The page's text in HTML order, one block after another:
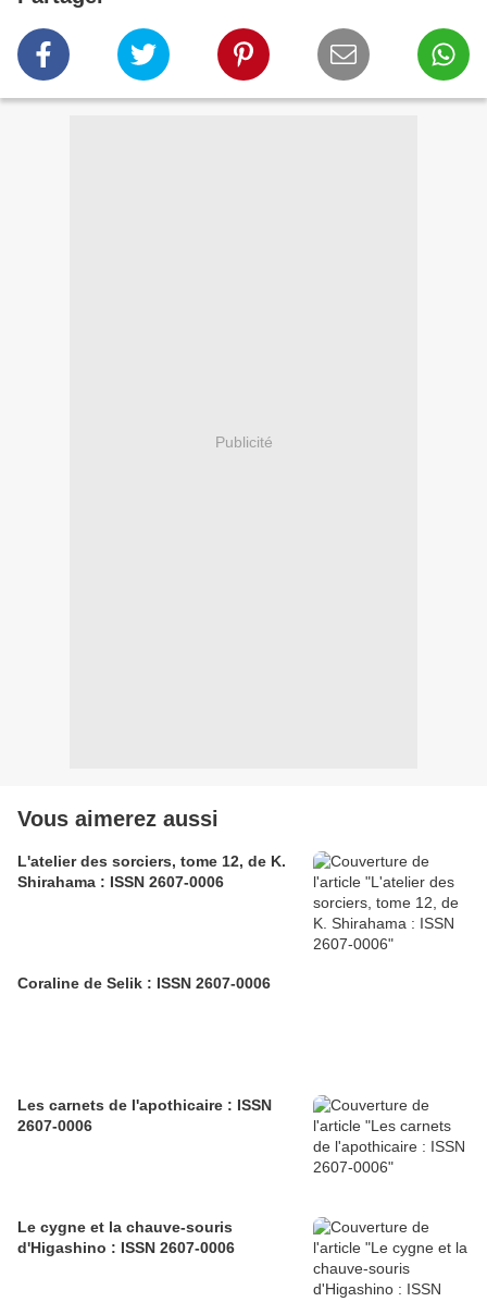
Publicité
Vous aimerez aussi
L'atelier des sorciers, tome 12, de K.
Shirahama : ISSN 2607-0006
Coraline de Selik : ISSN 2607-0006
Les carnets de l'apothicaire : ISSN
2607-0006
Le cygne et la chauve-souris
d'Higashino : ISSN 2607-0006